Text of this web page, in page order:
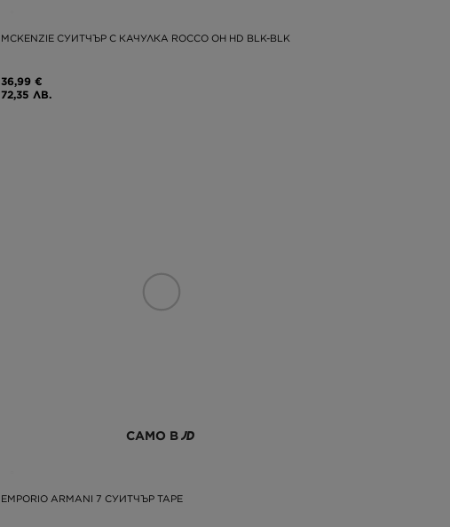
MCKENZIE СУИТЧЪР С КАЧУЛКА ROCCO OH HD BLK-BLK
36,99 €
72,35 ЛВ.
САМО В
EMPORIO ARMANI 7 СУИТЧЪР TAPE